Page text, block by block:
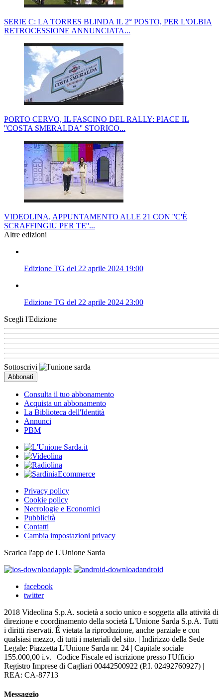
SERIE C: LA TORRES BLINDA IL 2° POSTO, PER L'OLBIA
RETROCESSIONE ANNUNCIATA...
PORTO CERVO, IL FASCINO DEL RALLY: PIACE IL
''COSTA SMERALDA'' STORICO...
VIDEOLINA, APPUNTAMENTO ALLE 21 CON ''C'È
SCRAFFINGIU PER TE''...
Altre edizioni
Edizione TG del 22 aprile 2024 19:00
Edizione TG del 22 aprile 2024 23:00
Scegli l'Edizione
Sottoscrivi
Consulta il tuo abbonamento
Acquista un abbonamento
La Biblioteca dell'Identità
Annunci
PBM
Privacy policy
Cookie policy
Necrologie e Economici
Pubblicità
Contatti
Cambia impostazioni privacy
Scarica l'app de L'Unione Sarda
apple
android
facebook
twitter
2018 Videolina S.p.A. società a socio unico e soggetta alla attività di
direzione e coordinamento della società L'Unione Sarda S.p.A. Tutti
i diritti riservati. É vietata la riproduzione, anche parziale e con
qualsiasi mezzo, di tutti i materiali del sito. | Indirizzo della Sede
Legale: Piazzetta L'Unione Sarda nr. 24 | Capitale sociale
155.000,00 i.v. | Codice Fiscale ed iscrizione presso l'Ufficio
Registro Imprese di Cagliari 00442500922 (P.I. 02492760927) |
REA: CA-87713
Messaggio